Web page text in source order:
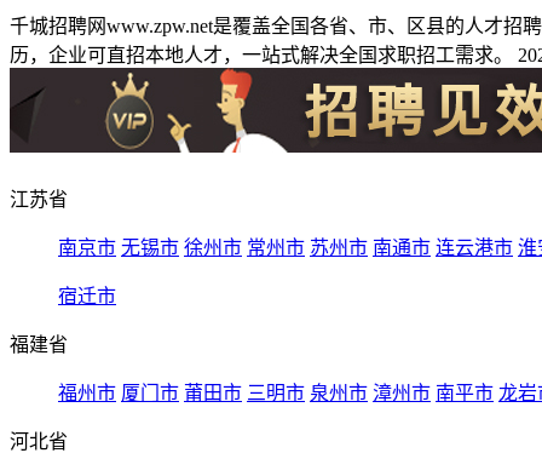
千城招聘网www.zpw.net是覆盖全国各省、市、区县的人才
历，企业可直招本地人才，一站式解决全国求职招工需求。
江苏省
南京市 无锡市 徐州市 常州市 苏州市 南通市 连云港市 淮
宿迁市
福建省
福州市 厦门市 莆田市 三明市 泉州市 漳州市 南平市 龙岩
河北省